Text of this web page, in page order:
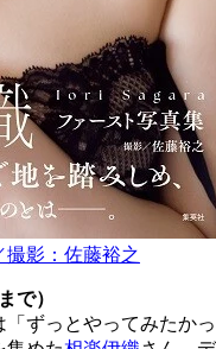
影：佐藤裕之
で）
「ずっとやってみたかっ